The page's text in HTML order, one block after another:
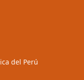
del Perú